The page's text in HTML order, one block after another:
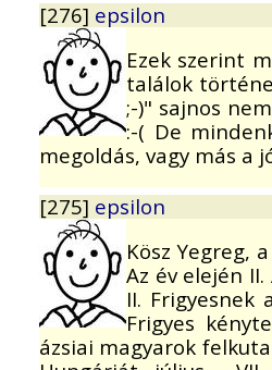
[276] epsilon
Ezek szerint
találok
;-)" sajnos
:-( De
megoldás, vagy más a
[275] epsilon
Kösz Yegreg,
Az év elején
II.
Frigyes
ázsiai magyarok